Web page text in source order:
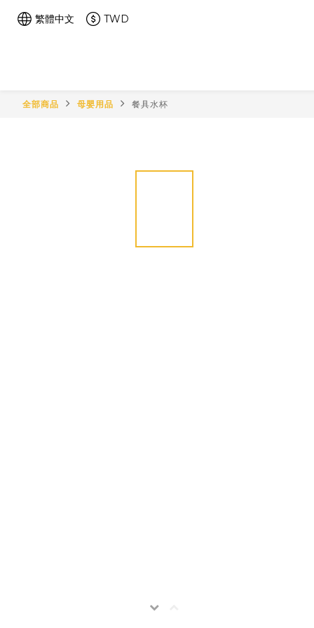
繁體中文 TWD
全部商品 母嬰用品 餐具水杯